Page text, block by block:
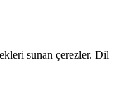
sunan çerezler. Dil